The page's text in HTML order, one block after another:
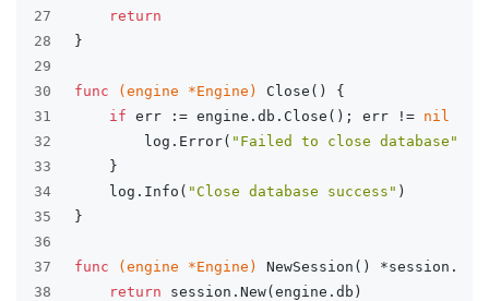
27
28
29
30
31
32
33
34
35
36
37
38
return
}
func (engine *Engine)
Close() {
if err := engine.db.Close(); err != nil
		log.Error(
"Failed to close database"
	}
	log.Info(
"Close database success" )
}
func (engine *Engine)
NewSession()
return session.New(engine.db)